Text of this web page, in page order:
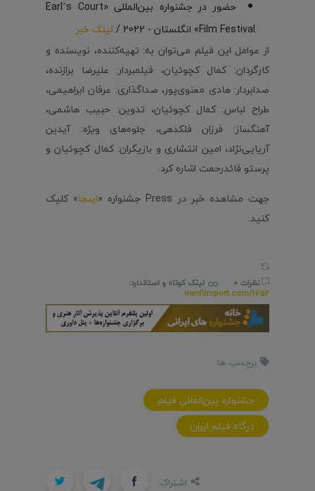
حضور در جشنواره بین‌المللی «Earl’s Court
Film Festival» انگلستان - 2022 /
لینک خبر
از عوامل این فیلم می‌توان به: تهیه‌کننده، نویسنده و
کارگردان: کمال کچوئیان، فیلمبردار: علیرضا برازنده،
صدابردار: هادی معنوی‌پور، صداگذاری: عرفان ابراهیمی،
طراح لباس: کمال کچوئیان، تدوین: حبیب هاشمی،
آهنگساز: فرزان فلکدهی، جلوه‌های ویژه: آیدین
آریایی‌نژاد، امین انتشاری و بازیگران: کمال کچوئیان و
پرستو قائدرحمت اشاره کرد.
جهت مشاهده خبر در Press جشنواره «
اینجا» کلیک
کنید.
نظرات 0
لینک کوتاه و استاندارد:
iranfilmport.com/1752
برچسب ها:
جشنواره بین‌المللی فیلم
درگاه فیلم ایران
اشتراک: